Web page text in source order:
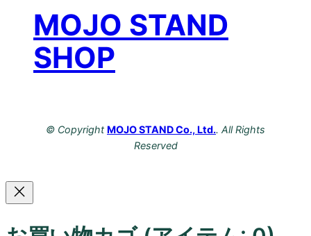
MOJO STAND
SHOP
© Copyright MOJO STAND Co., Ltd.. All Rights
Reserved